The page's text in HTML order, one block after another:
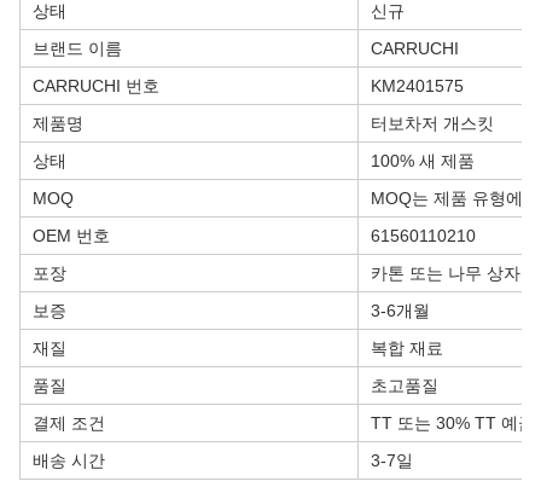
상태
신규
브랜드 이름
CARRUCHI
CARRUCHI 번호
KM2401575
제품명
터보차저 개스킷
상태
100% 새 제품
MOQ
MOQ는 제품 유형에
OEM 번호
61560110210
포장
카톤 또는 나무 상자
보증
3-6개월
재질
복합 재료
품질
초고품질
결제 조건
TT 또는 30% TT 예금
배송 시간
3-7일